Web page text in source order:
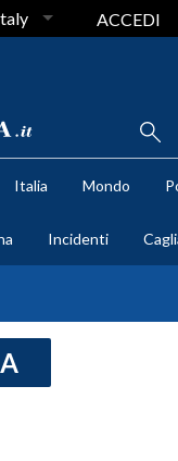
ACCEDI
Italia Mondo
Incidenti